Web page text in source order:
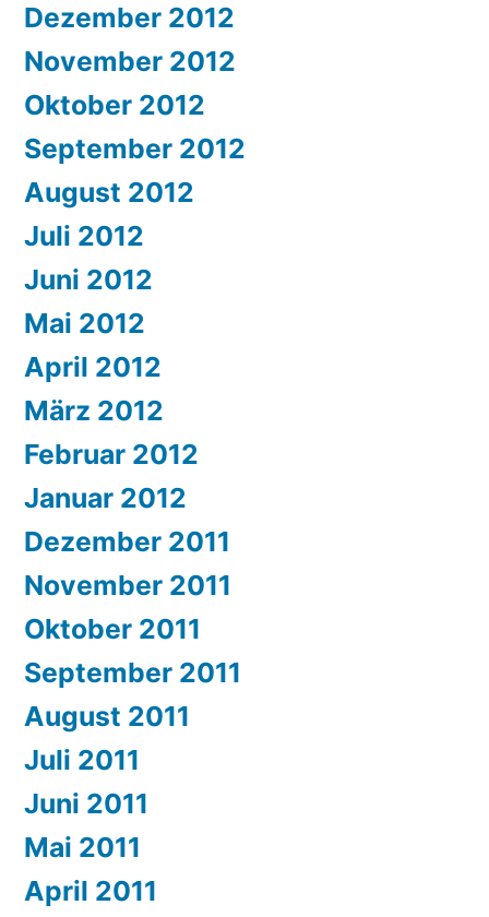
Dezember 2012
November 2012
Oktober 2012
September 2012
August 2012
Juli 2012
Juni 2012
Mai 2012
April 2012
März 2012
Februar 2012
Januar 2012
Dezember 2011
November 2011
Oktober 2011
September 2011
August 2011
Juli 2011
Juni 2011
Mai 2011
April 2011